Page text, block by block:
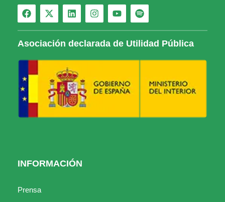
Asociación declarada de Utilidad Pública
INFORMACIÓN
Prensa